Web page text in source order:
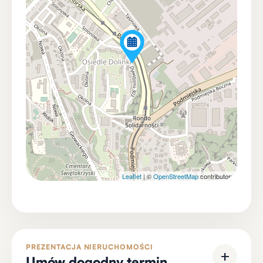
Łazienka została wykończona w nowoczesnej
stylistyce, gdzie subtelne oświetlenie i dekoracyjne
pionowe detale ścienne tworzą spokojną, elegancką
atmosferę. Kontrast bieli i czerni podkreśla charakter
wnętrza, a wygodna wanna nadaje tej przestrzeni
bardziej komfortowy i relaksujący wymiar.
To wnętrze dopracowane nie tylko pod względem
estetyki, ale również atmosfery.
Generalny remont i gotowość do zamieszkania
Mieszkanie przeszło generalny remont. Wymieniono
konieczności prowadzenia dodatkowych prac.
Leaflet| ©OpenStreetMapcontributors
PREZENTACJA NIERUCHOMOŚCI
+